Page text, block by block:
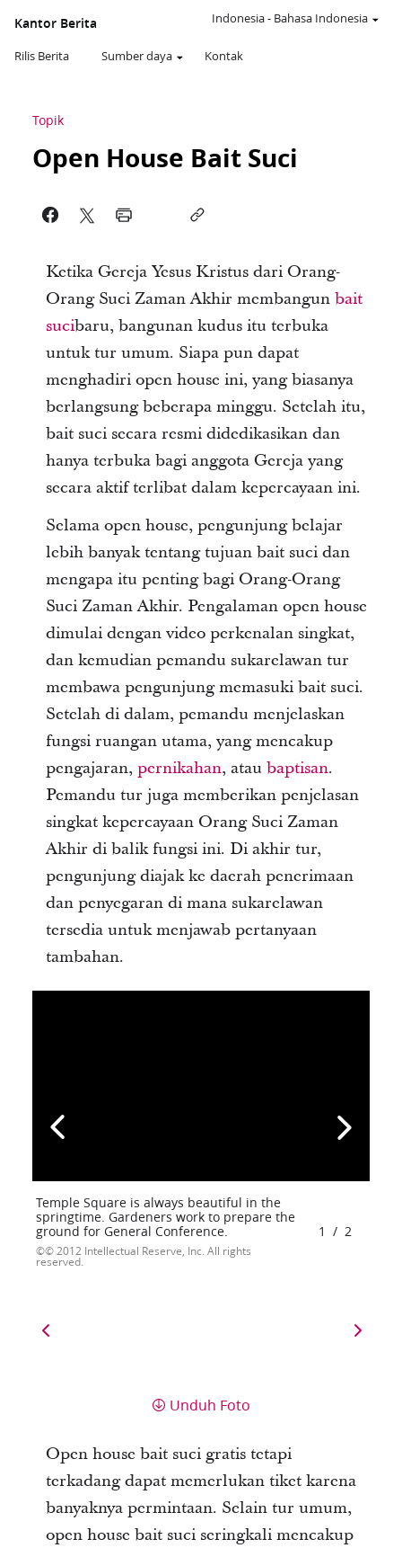
Kantor Berita
Rilis Berita Sumber daya Kontak
Indonesia- Bahasa Indonesia
Topik
Open House Bait Suci
Ketika Gereja Yesus Kristus dari Orang-
Orang Suci Zaman Akhir membangun bait
sucibaru, bangunan kudus itu terbuka
untuk tur umum. Siapa pun dapat
menghadiri open house ini, yang biasanya
berlangsung beberapa minggu. Setelah itu,
bait suci secara resmi didedikasikan dan
hanya terbuka bagi anggota Gereja yang
secara aktif terlibat dalam kepercayaan ini.
Selama open house, pengunjung belajar
lebih banyak tentang tujuan bait suci dan
mengapa itu penting bagi Orang-Orang
Suci Zaman Akhir. Pengalaman open house
dimulai dengan video perkenalan singkat,
dan kemudian pemandu sukarelawan tur
membawa pengunjung memasuki bait suci.
Setelah di dalam, pemandu menjelaskan
fungsi ruangan utama, yang mencakup
pengajaran, pernikahan, atau baptisan.
Pemandu tur juga memberikan penjelasan
singkat kepercayaan Orang Suci Zaman
Akhir di balik fungsi ini. Di akhir tur,
pengunjung diajak ke daerah penerimaan
dan penyegaran di mana sukarelawan
tersedia untuk menjawab pertanyaan
tambahan.
Temple Square is always beautiful in the
springtime. Gardeners work to prepare the
ground for General Conference.
© 2012 Intellectual Reserve, Inc. All rights
reserved.
1 / 2
Unduh Foto
Open house bait suci gratis tetapi
terkadang dapat memerlukan tiket karena
banyaknya permintaan. Selain tur umum,
open house bait suci seringkali mencakup